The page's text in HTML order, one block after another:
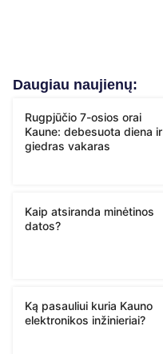
Daugiau naujienų:
Rugpjūčio 7-osios orai
Kaune: debesuota diena ir
giedras vakaras
Kaip atsiranda minėtinos
datos?
Ką pasauliui kuria Kauno
elektronikos inžinieriai?